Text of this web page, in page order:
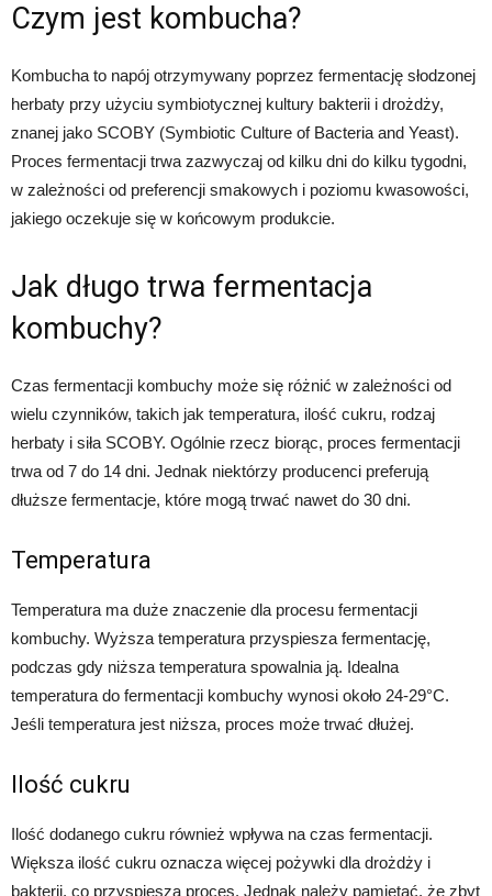
Czym jest kombucha?
Kombucha to napój otrzymywany poprzez fermentację słodzonej
herbaty przy użyciu symbiotycznej kultury bakterii i drożdży,
znanej jako SCOBY (Symbiotic Culture of Bacteria and Yeast).
Proces fermentacji trwa zazwyczaj od kilku dni do kilku tygodni,
w zależności od preferencji smakowych i poziomu kwasowości,
jakiego oczekuje się w końcowym produkcie.
Jak długo trwa fermentacja
kombuchy?
Czas fermentacji kombuchy może się różnić w zależności od
wielu czynników, takich jak temperatura, ilość cukru, rodzaj
herbaty i siła SCOBY. Ogólnie rzecz biorąc, proces fermentacji
trwa od 7 do 14 dni. Jednak niektórzy producenci preferują
dłuższe fermentacje, które mogą trwać nawet do 30 dni.
Temperatura
Temperatura ma duże znaczenie dla procesu fermentacji
kombuchy. Wyższa temperatura przyspiesza fermentację,
podczas gdy niższa temperatura spowalnia ją. Idealna
temperatura do fermentacji kombuchy wynosi około 24-29°C.
Jeśli temperatura jest niższa, proces może trwać dłużej.
Ilość cukru
Ilość dodanego cukru również wpływa na czas fermentacji.
Większa ilość cukru oznacza więcej pożywki dla drożdży i
bakterii, co przyspiesza proces. Jednak należy pamiętać, że zbyt